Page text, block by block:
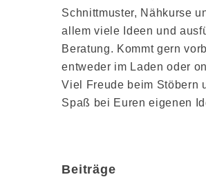
Schnittmuster, Nähkurse
allem viele Ideen und
Beratung. Kommt gern
entweder im Laden oder
Viel Freude beim Stöbern
Spaß bei Euren eigenen
Beiträge